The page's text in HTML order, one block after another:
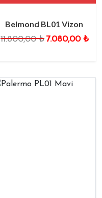
Belmond BL01 Vizon
11.800,00₺ 7.080,00 ₺